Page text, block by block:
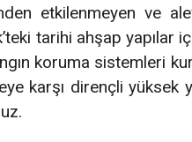
etkilenmeyen ve
tarihi ahşap yapılar
koruma sistemleri
karşı dirençli yüksek